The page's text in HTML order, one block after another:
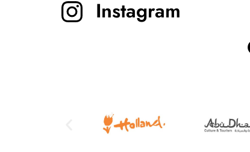
Instagram